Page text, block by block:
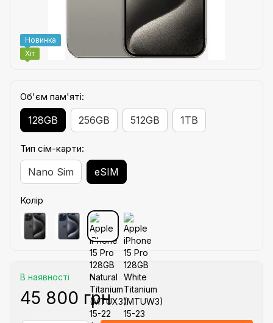
Новинка
Хіт
Об'єм пам'яті:
128GB 256GB 512GB 1TB
Тип сім-карти:
Nano Sim eSIM
Колір
В наявності
45 800 грн